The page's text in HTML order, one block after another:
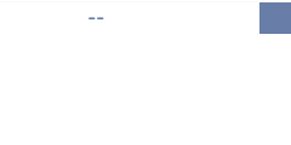
Luxembourg
--